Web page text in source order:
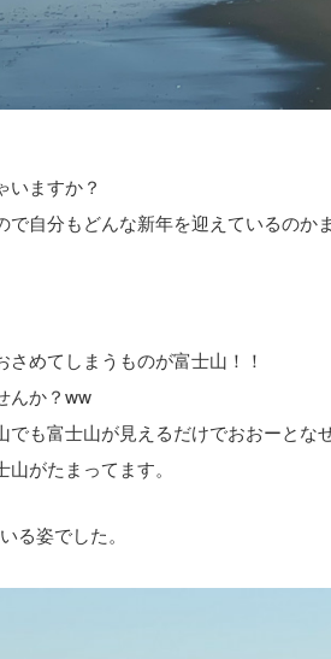
いますか？
で自分もどんな新年を迎えているの
めてしまうものが富士山！！
んか？ww
も富士山が見えるだけでおおーと
がたまってます。
る姿でした。